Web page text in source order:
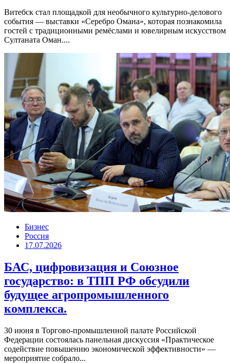
Витебск стал площадкой для необычного культурно-делового
события — выставки «Серебро Омана», которая познакомила
гостей с традиционными ремёслами и ювелирным искусством
Султаната Оман....
Бизнес
Россия
17.07.2026
БАС, цифровизация и Союзное
государство: в ТПП РФ обсудили
будущее агропромышленного
комплекса.
30 июня в Торгово-промышленной палате Российской
Федерации состоялась панельная дискуссия «Практическое
содействие повышению экономической эффективности» —
мероприятие собрало...